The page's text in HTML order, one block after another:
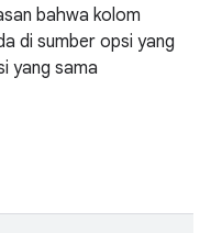
bahwa kolom
di sumber opsi yang
yang sama